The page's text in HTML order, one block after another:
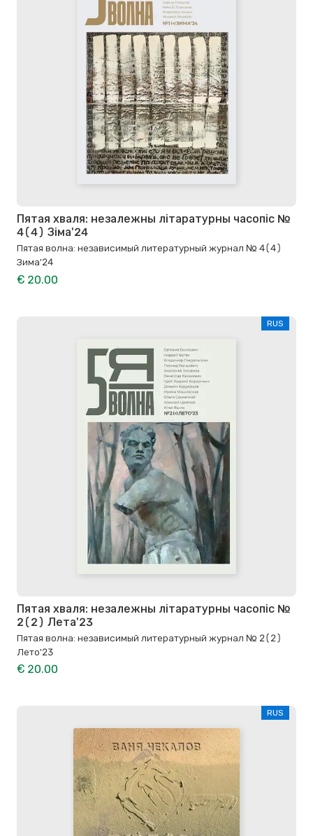
Пятая хваля: незалежны літаратурны часопіс №
4(4) Зіма'24
Пятая волна: независимый литературный журнал № 4(4)
Зима'24
€ 20.00
RUS
Пятая хваля: незалежны літаратурны часопіс №
2(2) Лета'23
Пятая волна: независимый литературный журнал № 2(2)
Лето'23
€ 20.00
RUS